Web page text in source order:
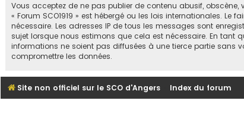
Vous acceptez de ne pas publier de contenu abusif,
« Forum SCO1919 » est hébergé ou les lois internationales.
nécessaire. Les adresses IP de tous les messages sont
sujet lorsque nous estimons que cela est nécessaire. En tant
informations ne soient pas diffusées à une tierce partie sans
compromettre les données.
Site non officiel sur le SCO d'Angers Index du forum